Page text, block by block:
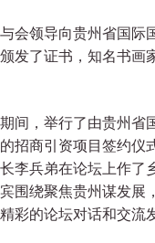
与会领导向贵州省国际
颁发了证书，知名书画
期间，举行了由贵州省
的招商引资项目签约仪
长李兵弟在论坛上作了
宾围绕聚焦贵州谋发展
精彩的论坛对话和交流